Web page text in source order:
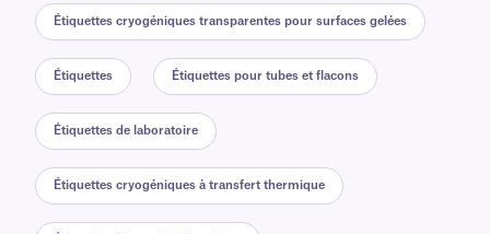
Étiquettes cryogéniques transparentes pour surfaces gelées
Étiquettes Étiquettes pour tubes et flacons
Étiquettes de laboratoire
Étiquettes cryogéniques à transfert thermique